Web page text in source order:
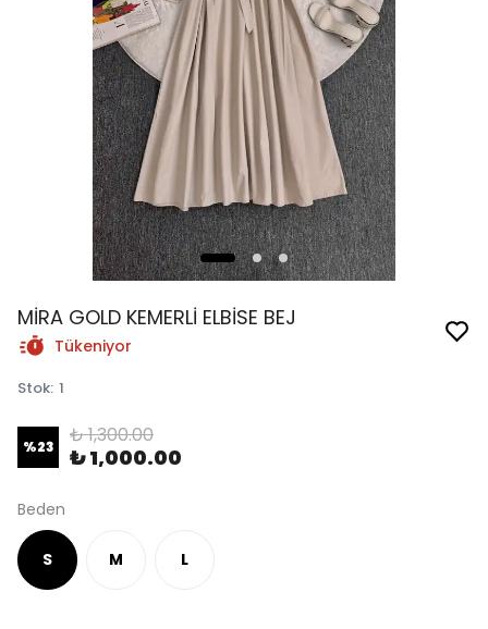
MİRA GOLD KEMERLİ ELBİSE BEJ
Tükeniyor
Stok: 1
%23 ₺ 1,300.00
₺ 1,000.00
Beden
S M L